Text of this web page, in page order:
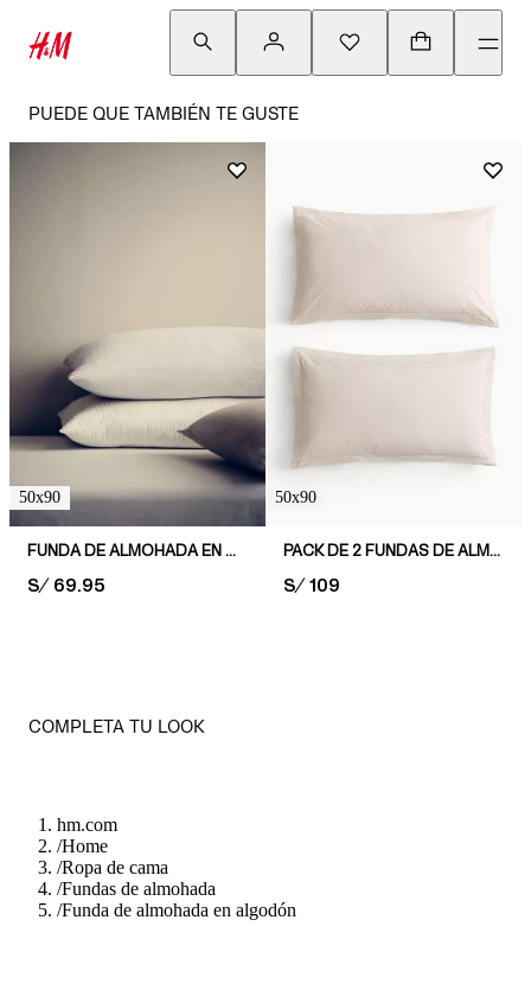
PUEDE QUE TAMBIÉN TE GUSTE
50x90
FUNDA DE ALMOHADA EN MUSELINA DE ALGODÓN
PRICE:
S/ 69.95
50x90
PACK DE 2 FUNDAS DE ALMOHADA EN PERCAL DE ALGODÓN
PRICE:
S/ 109
COMPLETA TU LOOK
hm.com
/Home
/Ropa de cama
/Fundas de almohada
/Funda de almohada en algodón